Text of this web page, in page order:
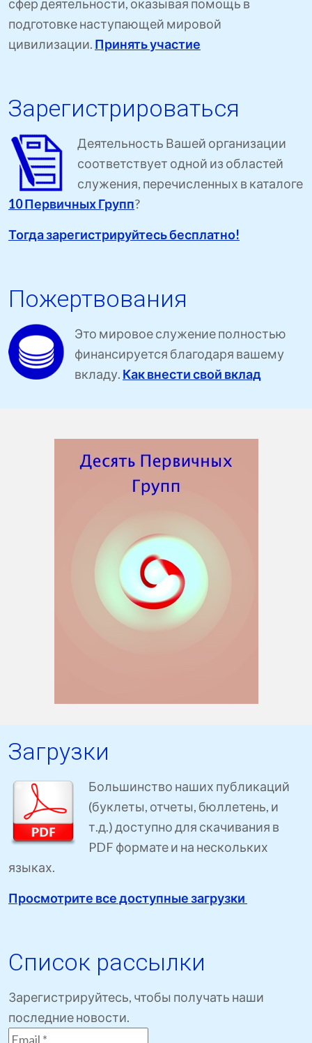
сфер деятельности, оказывая помощь в
подготовке наступающей мировой
цивилизации. Принять участие
Зарегистрироваться
Деятельность Вашей организации
соответствует одной из областей
служения, перечисленных в каталоге
10 Первичных Групп?
Тогда зарегистрируйтесь бесплатно!
Пожертвования
Это мировое служение полностью
финансируется благодаря вашему
вкладу. Как внести свой вклад
Загрузки
Большинство наших публикаций
(буклеты, отчеты, бюллетень, и
т.д.) доступно для скачивания в
PDF формате и на нескольких
языках.
Просмотрите все доступные загрузки
Список рассылки
Зарегистрируйтесь, чтобы получать наши
последние новости.